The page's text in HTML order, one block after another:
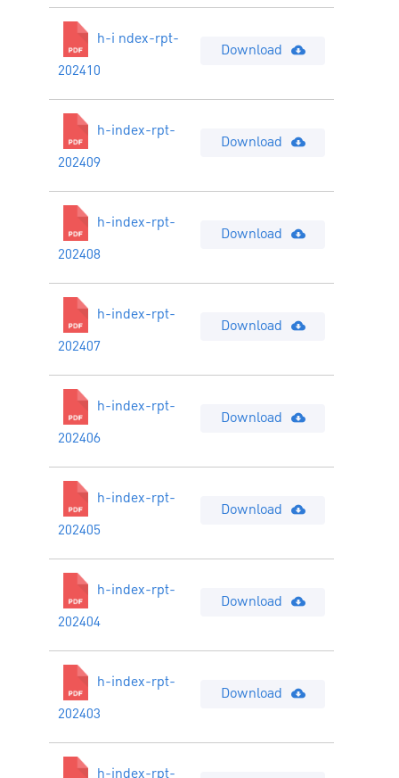
h-i ndex-rpt-
202410
Download
h-index-rpt-
202409
Download
h-index-rpt-
202408
Download
h-index-rpt-
202407
Download
h-index-rpt-
202406
Download
h-index-rpt-
202405
Download
h-index-rpt-
202404
Download
h-index-rpt-
202403
Download